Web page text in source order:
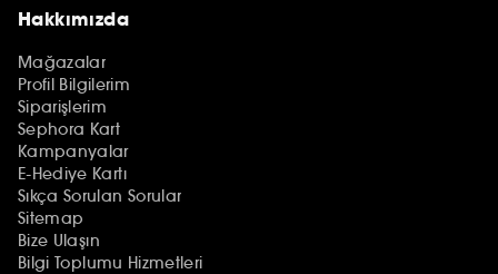
Hakkımızda
Mağazalar
Profil Bilgilerim
Siparişlerim
Sephora Kart
Kampanyalar
E-Hediye Kartı
Sıkça Sorulan Sorular
Sitemap
Bize Ulaşın
Bilgi Toplumu Hizmetleri